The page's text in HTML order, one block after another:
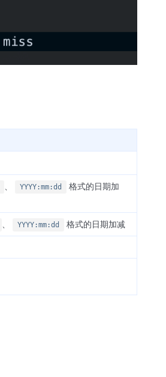
YYYY:mm:dd
格式的日期加
YYYY:mm:dd
格式的日期加减